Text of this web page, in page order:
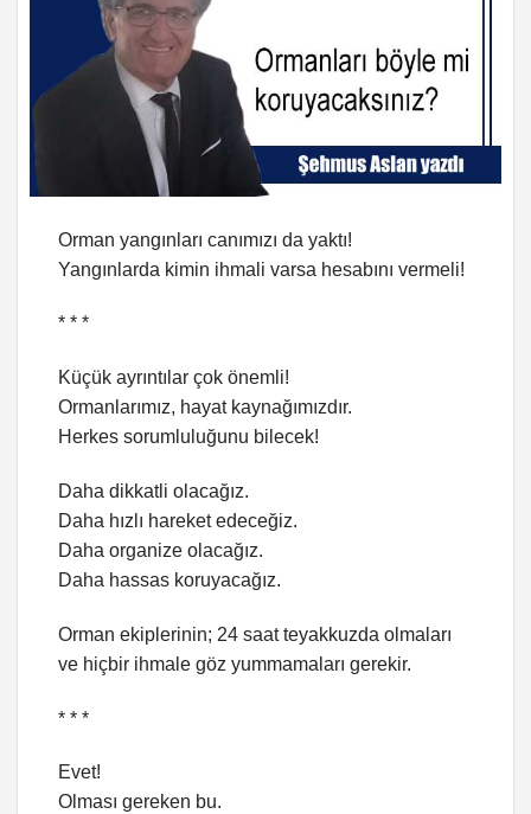
Orman yangınları canımızı da yaktı!
Yangınlarda kimin ihmali varsa hesabını vermeli!
* * *
Küçük ayrıntılar çok önemli!
Ormanlarımız, hayat kaynağımızdır.
Herkes sorumluluğunu bilecek!
Daha dikkatli olacağız.
Daha hızlı hareket edeceğiz.
Daha organize olacağız.
Daha hassas koruyacağız.
Orman ekiplerinin; 24 saat teyakkuzda olmaları
ve hiçbir ihmale göz yummamaları gerekir.
* * *
Evet!
Olması gereken bu.